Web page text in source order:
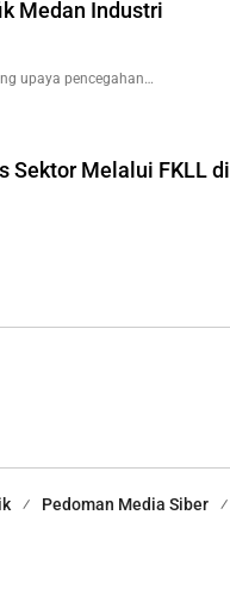
Medan Industri
upaya pencegahan…
Sektor Melalui FKLL di
Pedoman Media Siber